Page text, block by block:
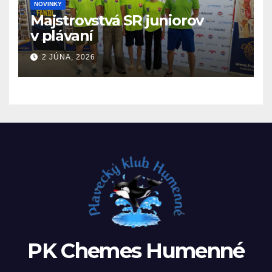
NOVINKY
Majstrovstvá SR juniorov
v plávaní
2 JÚNA, 2026
PK Chemes Humenné